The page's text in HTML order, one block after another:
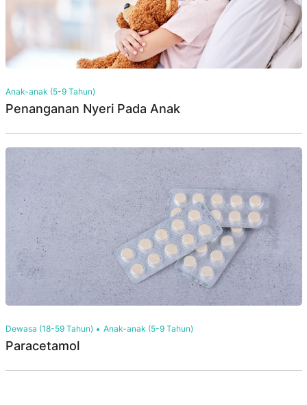
Anak-anak (5-9 Tahun)
Penanganan Nyeri Pada Anak
Dewasa (18-59 Tahun) Anak-anak (5-9 Tahun)
Paracetamol